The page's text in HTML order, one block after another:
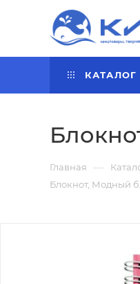
КАТАЛОГ
Главная —
Блокнот, Модный